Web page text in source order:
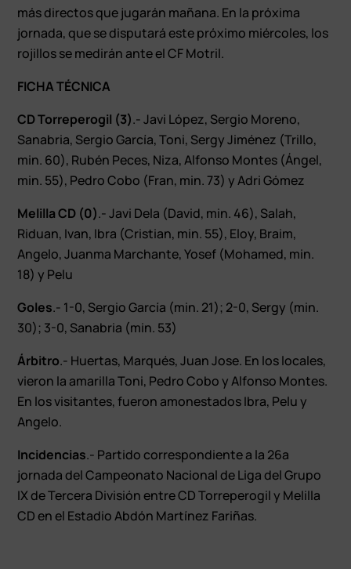
más directos que jugarán mañana. En la próxima
jornada, que se disputará este próximo miércoles, los
rojillos se medirán ante el CF Motril.
FICHA TÉCNICA
CD Torreperogil (3).- Javi López, Sergio Moreno,
Sanabria, Sergio García, Toni, Sergy Jiménez (Trillo,
min. 60), Rubén Peces, Niza, Alfonso Montes (Ángel,
min. 55), Pedro Cobo (Fran, min. 73) y Adri Gómez
Melilla CD (0).- Javi Dela (David, min. 46), Salah,
Riduan, Ivan, Ibra (Cristian, min. 55), Eloy, Braim,
Angelo, Juanma Marchante, Yosef (Mohamed, min.
18) y Pelu
Goles.- 1-0, Sergio García (min. 21); 2-0, Sergy (min.
30); 3-0, Sanabria (min. 53)
Árbitro.- Huertas, Marqués, Juan Jose. En los locales,
vieron la amarilla Toni, Pedro Cobo y Alfonso Montes.
En los visitantes, fueron amonestados Ibra, Pelu y
Angelo.
Incidencias.- Partido correspondiente a la 26ª
jornada del Campeonato Nacional de Liga del Grupo
IX de Tercera División entre CD Torreperogil y Melilla
CD en el Estadio Abdón Martínez Fariñas.